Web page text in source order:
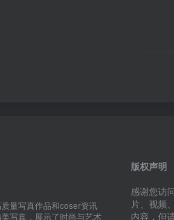
量写真作品和coser资讯
写真，展示了时尚与艺术
版权声明
感谢您访
片、视频
内容，但